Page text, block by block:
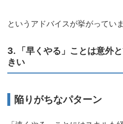
というアドバイスが挙がっていま
3. 「早くやる」ことは意外
きい
陥りがちなパターン